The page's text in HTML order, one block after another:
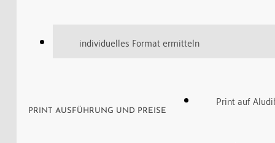
individuelles Format ermitteln
PRINT AUSFÜHRUNG UND PREISE
Print auf